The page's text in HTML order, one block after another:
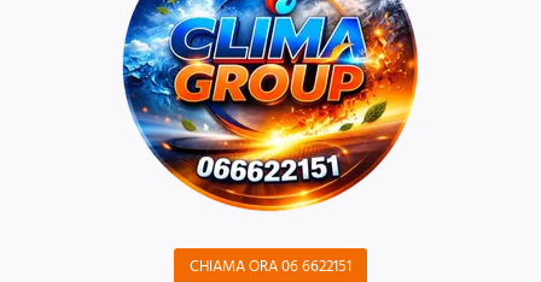
CHIAMA ORA 06 6622151